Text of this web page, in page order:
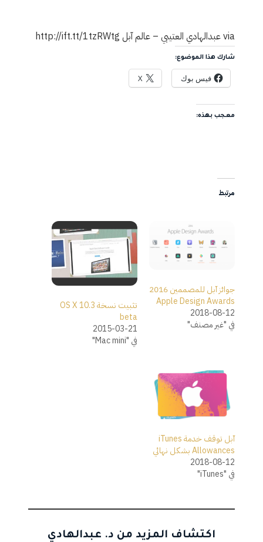
via عبدالهادي العتيبي – عالم آبل http://ift.tt/1tzRWtg
شارك هذا الموضوع:
فيس بوك X
معجب بهذه:
مرتبط
جوائز آبل للمصممين 2016
Apple Design Awards
2018-08-12
في "غير مصنف"
تثبيت نسخة OS X 10.3
beta
2015-03-21
في "Mac mini"
آبل توقف خدمة iTunes
Allowances بشكل نهائي
2018-08-12
في "iTunes"
اكتشاف المزيد من د. عبدالهادي